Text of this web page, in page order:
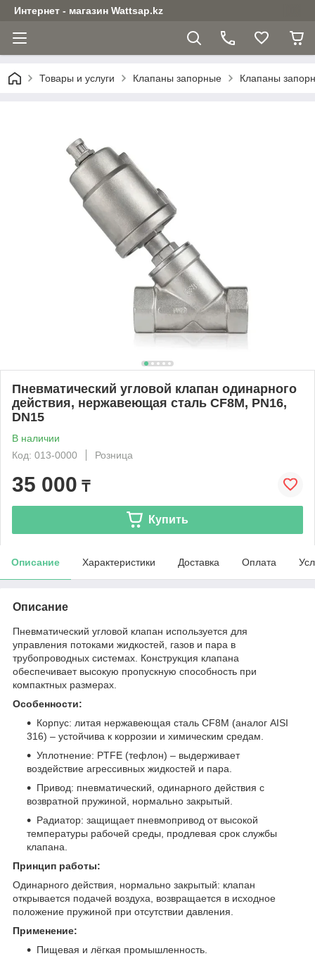
Интернет - магазин Wattsap.kz
Товары и услуги Клапаны запорные Клапаны
Пневматический угловой клапан одинарного
действия, нержавеющая сталь CF8M, PN16,
DN15
В наличии
Код: 013-0000
Розница
35 000 ₸
Купить
Описание Характеристики Доставка Оплата
Описание
Пневматический угловой клапан используется для
управления потоками жидкостей, газов и пара в
трубопроводных системах. Конструкция клапана
обеспечивает высокую пропускную способность при
компактных размерах.
Особенности:
Корпус: литая нержавеющая сталь CF8M (аналог AISI
316) – устойчива к коррозии и химическим средам.
Уплотнение: PTFE (тефлон) – выдерживает
воздействие агрессивных жидкостей и пара.
Привод: пневматический, одинарного действия с
возвратной пружиной, нормально закрытый.
Радиатор: защищает пневмопривод от высокой
температуры рабочей среды, продлевая срок службы
клапана.
Принцип работы:
Одинарного действия, нормально закрытый: клапан
открывается подачей воздуха, возвращается в исходное
положение пружиной при отсутствии давления.
Применение:
Пищевая и лёгкая промышленность.